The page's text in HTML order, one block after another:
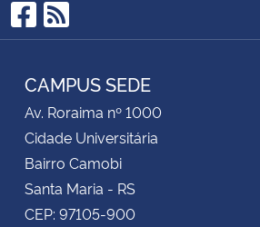
Facebook
RSS
CAMPUS SEDE
Av. Roraima nº 1000
Cidade Universitária
Bairro Camobi
Santa Maria - RS
CEP: 97105-900